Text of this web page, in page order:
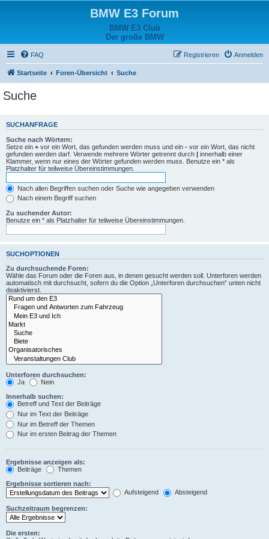
BMW E3 Forum
BMW E3 Club
Der große BMW
FAQ Anmelden
Registrieren
Startseite Foren-Übersicht Suche
Suche
SUCHANFRAGE
Suche nach Wörtern:
Setze ein + vor ein Wort, das gefunden werden muss und ein - vor ein Wort, das nicht
gefunden werden darf. Verwende mehrere Wörter getrennt durch | innerhalb einer
Klammer, wenn nur eines der Wörter gefunden werden muss. Benutze ein * als
Platzhalter für teilweise Übereinstimmungen.
Nach allen Begriffen suchen oder Suche wie angegeben verwenden
Nach einem Begriff suchen
Zu suchender Autor:
Benutze ein * als Platzhalter für teilweise Übereinstimmungen.
SUCHOPTIONEN
Zu durchsuchende Foren:
Wähle das Forum oder die Foren aus, in denen gesucht werden soll. Unterforen werden
automatisch mit durchsucht, sofern du die Option „Unterforen durchsuchen“ unten nicht
deaktivierst.
Unterforen durchsuchen:
Ja
Nein
Innerhalb suchen:
Betreff und Text der Beiträge
Nur im Text der Beiträge
Nur im Betreff der Themen
Nur im ersten Beitrag der Themen
Ergebnisse anzeigen als:
Beiträge
Themen
Ergebnisse sortieren nach:
Aufsteigend
Absteigend
Suchzeitraum begrenzen:
Die ersten: